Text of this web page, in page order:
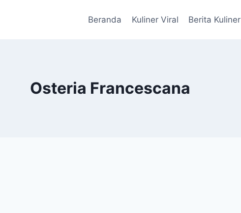
Beranda Kuliner Viral Berita Kuliner
Osteria Francescana